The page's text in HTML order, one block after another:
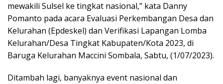
mewakili Sulsel ke tingkat nasional,” kata Danny
Pomanto pada acara Evaluasi Perkembangan Desa dan
Kelurahan (Epdeskel) dan Verifikasi Lapangan Lomba
Kelurahan/Desa Tingkat Kabupaten/Kota 2023, di
Baruga Kelurahan Maccini Sombala, Sabtu, (1/07/2023).
Ditambah lagi, banyaknya event nasional dan